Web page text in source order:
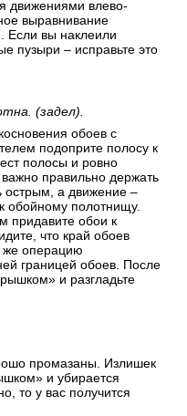
«перышком»
– по направлению от
движениями влево-
выравнивание
Если вы наклеили
пузыри – исправьте это
(задел).
обоев с
подоприте полосу к
полосы и ровно
правильно держать
а движение –
обойному полотнищу.
что край обоев
операцию
границей обоев. После
и разгладьте